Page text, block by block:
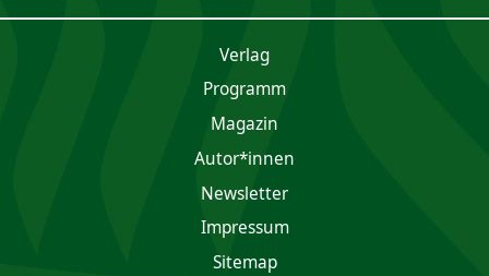
Verlag
Programm
Magazin
Autor*innen
Newsletter
Impres­sum
Sitemap